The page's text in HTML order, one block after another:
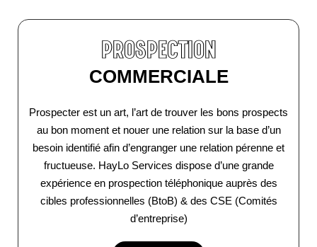
PROSPECTION
COMMERCIALE
Prospecter est un art, l’art de trouver les bons prospects
au bon moment et nouer une relation sur la base d’un
besoin identifié afin d’engranger une relation pérenne et
fructueuse. HayLo Services dispose d’une grande
expérience en prospection téléphonique auprès des
cibles professionnelles (BtoB) & des CSE (Comités
d’entreprise)